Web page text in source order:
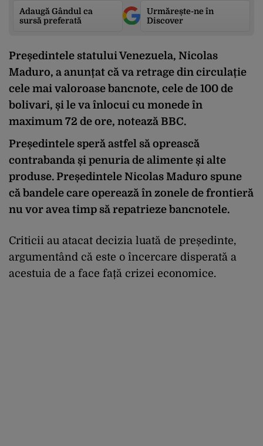
Adaugă Gândul ca
sursă preferată
Urmărește-ne în
Discover
Președintele statului Venezuela, Nicolas
Maduro, a anunțat că va retrage din circulație
cele mai valoroase bancnote, cele de 100 de
bolivari, și le va înlocui cu monede în
maximum 72 de ore, notează BBC.
Președintele speră astfel să oprească
contrabanda și penuria de alimente și alte
produse. Președintele Nicolas Maduro spune
că bandele care operează în zonele de frontieră
nu vor avea timp să repatrieze bancnotele.
Criticii au atacat decizia luată de președinte,
argumentând că este o încercare disperată a
acestuia de a face față crizei economice.